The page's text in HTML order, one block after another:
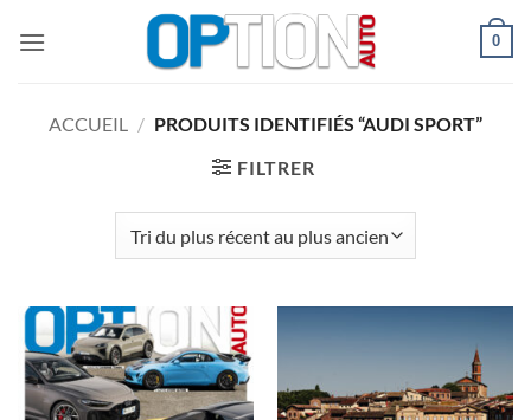
0
ACCUEIL / PRODUITS IDENTIFIÉS “AUDI SPORT”
FILTRER